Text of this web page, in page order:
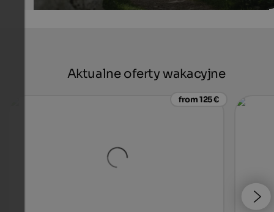
Aktualne oferty wakacyjne
from 125 €